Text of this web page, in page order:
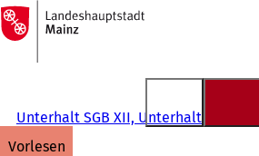
Inhalt anspringen
Zur
Startseite
Unterhalt SGB XII,
vorlesen